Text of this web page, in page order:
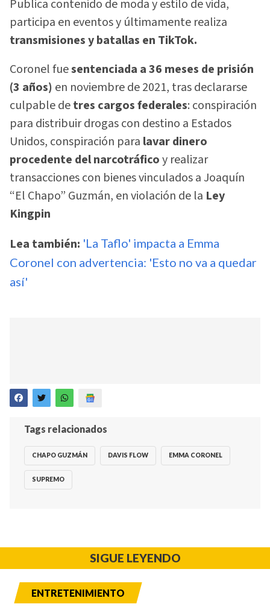
Publica contenido de moda y estilo de vida,
participa en eventos y últimamente realiza
transmisiones y batallas en TikTok.
Coronel fuesentenciada a 36 meses de prisión
(3 años) en noviembre de 2021, tras declararse
culpable detres cargos federales: conspiración
para distribuir drogas con destino a Estados
Unidos, conspiración para lavar dinero
procedente del narcotráficoy realizar
transacciones con bienes vinculados a Joaquín
“El Chapo” Guzmán, en violación de la Ley
Kingpin
Lea también: 'La Taflo' impacta a Emma
Coronel con advertencia: 'Esto no va a quedar
así'
Tags relacionados
CHAPO GUZMÁN DAVIS FLOW EMMA CORONEL
SUPREMO
SIGUE LEYENDO
ENTRETENIMIENTO